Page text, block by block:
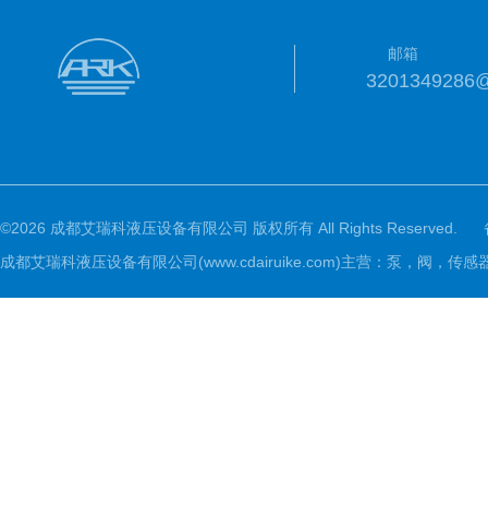
邮箱
©2026 成都艾瑞科液压设备有限公司 版权所有 All Rights Reserved.
成都艾瑞科液压设备有限公司(www.cdairuike.com)主营：泵，阀，传